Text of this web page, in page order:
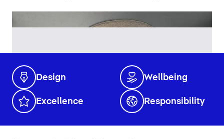
Design Wellbeing
Excellence Responsibility